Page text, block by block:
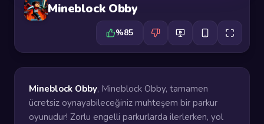
Mineblock Obby
%85
Mineblock Obby, Mineblock Obby, tamamen
ücretsiz oynayabileceğiniz muhteşem bir parkur
oyunudur! Zorlu engelli parkurlarda ilerlerken, yol